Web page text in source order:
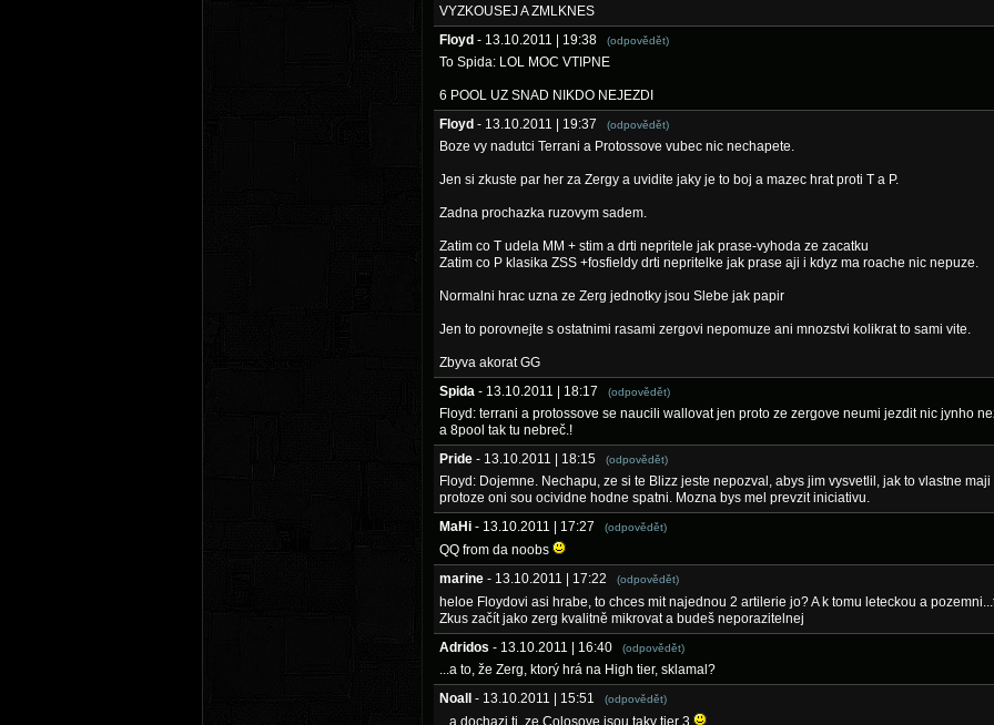
VYZKOUSEJ A ZMLKNES
Floyd - 13.10.2011 | 19:38 (odpovědět)
To Spida: LOL MOC VTIPNE
6 POOL UZ SNAD NIKDO NEJEZDI
Floyd - 13.10.2011 | 19:37 (odpovědět)
Boze vy nadutci Terrani a Protossove vubec nic nechapete.
Jen si zkuste par her za Zergy a uvidite jaky je to boj a mazec hrat proti T a P.
Zadna prochazka ruzovym sadem.
Zatim co T udela MM + stim a drti nepritele jak prase-vyhoda ze zacatku
Zatim co P klasika ZSS +fosfieldy drti nepritelke jak prase aji i kdyz ma roache nic nepuze.
Normalni hrac uzna ze Zerg jednotky jsou Slebe jak papir
Jen to porovnejte s ostatnimi rasami zergovi nepomuze ani mnozstvi kolikrat to sami vite.
Zbyva akorat GG
Spida - 13.10.2011 | 18:17 (odpovědět)
Floyd: terrani a protossove se naucili wallovat jen proto ze zergove neumi jezdit nic jynho
a 8pool tak tu nebreč.!
Pride - 13.10.2011 | 18:15 (odpovědět)
Floyd: Dojemne. Nechapu, ze si te Blizz jeste nepozval, abys jim vysvetlil, jak to vlastne maji
protoze oni sou ocividne hodne spatni. Mozna bys mel prevzit iniciativu.
MaHi - 13.10.2011 | 17:27 (odpovědět)
QQ from da noobs
marine - 13.10.2011 | 17:22 (odpovědět)
heloe Floydovi asi hrabe, to chces mit najednou 2 artilerie jo? A k tomu leteckou a
Zkus začít jako zerg kvalitně mikrovat a budeš neporazitelnej
Adridos - 13.10.2011 | 16:40 (odpovědět)
...a to, že Zerg, ktorý hrá na High tier, sklamal?
Noall
- 13.10.2011 | 15:51 (odpovědět)
...a dochazi ti, ze Colosove jsou taky tier 3